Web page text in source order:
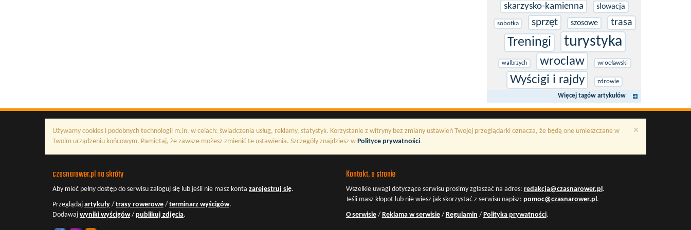
skarzysko-kamienna slowacja
sobotka sprzęt szosowe trasa
Treningi turystyka
walbrzych wroclaw wrocławski
Wyścigi i rajdy zdrowie
Więcej tagów artykułów
×
Używamy cookies i podobnych technologii m.in. w celach: świadczenia usług, reklamy, statystyk. Korzystanie z witryny bez zmiany ustawień Twojej przeglądarki oznacza, że będą one umieszczane w
Twoim urządzeniu końcowym. Pamiętaj, że zawsze możesz zmienić te ustawienia. Szczegóły znajdziesz w Polityce prywatności.
czasnarower.pl na skróty
Aby mieć pełny dostęp do serwisu zaloguj się lub jeśli nie masz konta zarejestruj się.
Przeglądaj artykuły / trasy rowerowe / terminarz wyścigów.
Dodawaj wyniki wyścigów/ publikuj zdjęcia.
Kontakt, o stronie
Wszelkie uwagi dotyczące serwisu prosimy zgłaszać na adres: redakcja@czasnarower.pl.
Jeśli masz kłopot lub nie wiesz jak skorzystać z serwisu napisz: pomoc@czasnarower.pl.
O serwisie/ Reklama w serwisie/ Regulamin / Polityka prywatności.